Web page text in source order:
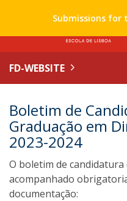
Submissions for
FD-WEBSITE
Boletim de
Graduação em
2023-2024
O boletim de
acompanhado
documentação: